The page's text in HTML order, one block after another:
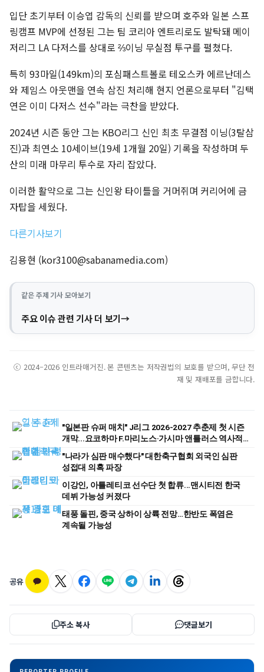
입단 초기부터 이승엽 감독의 신뢰를 받으며 호주와 일본 스프
링캠프 MVP에 선정된 그는 팀 코리아 엔트리로도 발탁돼 메이
저리그 LA 다저스를 상대로 ⅔이닝 무실점 투구를 펼쳤다.
특히 93마일(149km)의 포심패스트볼로 테오스카 에르난데스
와 제임스 아웃맨을 연속 삼진 처리해 현지 언론으로부터 "김택
연은 이미 다저스 선수"라는 극찬을 받았다.
2024년 시즌 동안 그는 KBO리그 신인 최초 무결점 이닝(3탈삼
진)과 최연소 10세이브(19세 1개월 20일) 기록을 작성하며 두
산의 미래 마무리 투수로 자리 잡았다.
이러한 활약으로 그는 신인왕 타이틀을 거머쥐며 커리어에 금
자탑을 세웠다.
다른기사보기
김용현 (kor3100@sabanamedia.com)
같은 주제 기사 모아보기
주요 이슈 관련 기사 더 보기
ⓒ 2024–2026 인트라매거진. 본 콘텐츠는 저작권법의 보호를 받으며, 무단 전
재 및 재배포를 금합니다.
"일본판 슈퍼 매치" J리그 2026-2027 추춘제 첫 시즌
개막...요코하마 F.마리노스·가시마 앤틀러스 역사적
"나라가 심판 매수했다" 대한축구협회 외국인 심판
성접대 의혹 파장
이강인, 아틀레티코 선수단 첫 합류...맨시티전 한국
데뷔 가능성 커졌다
태풍 돌핀, 중국 상하이 상륙 전망…한반도 폭염은
계속될 가능성
공유
주소 복사 댓글보기